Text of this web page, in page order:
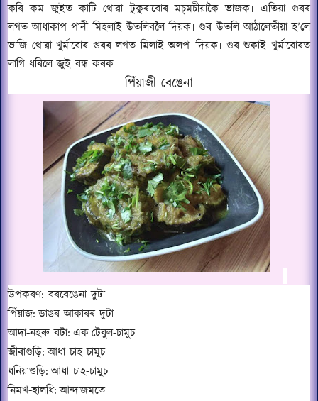
কৰি কম জুইত কাটি থোৱা টুকুৰাবোৰ মচ্‌মচীয়াকৈ ভাজক৷ এতিয়া গুৰৰ
লগত আধাকাপ পানী মিহলাই উতলিবলৈ দিয়ক৷ গুৰ উতলি আঠালেতীয়া হ’লে
ভাজি থোৱা খুৰ্মাবোৰ গুৰৰ লগত মিলাই অলপ দিয়ক৷ গুৰ শুকাই খুৰ্মাবোৰত
লাগি ধৰিলে জুই বন্ধ কৰক৷
পিঁয়াজী বেঙেনা
উপকৰণ: বৰবেঙেনা দুটা
পিঁয়াজ: ডাঙৰ আকাৰৰ দুটা
আদা-নহৰু বটা: একটেবুল-চামুচ
জীৰাগুড়ি‍: আধা চাহ চামুচ
ধনি‍য়াগুড়ি‍: আধা চাহ-চামুচ
নিমখ-হালধি: আন্দাজমতে